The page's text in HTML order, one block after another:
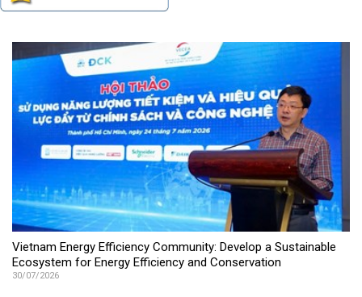
Vietnam Energy Efficiency Community: Develop a Sustainable
Ecosystem for Energy Efficiency and Conservation
30/07/2026